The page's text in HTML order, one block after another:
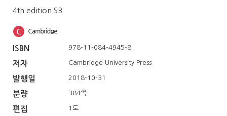
4th edition SB
ISBN 978-11-084-4945-8
저자 Cambridge University Press
발행일 2018-10-31
분량 384쪽
편집 1도